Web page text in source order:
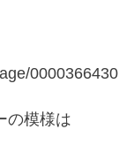
の模様は